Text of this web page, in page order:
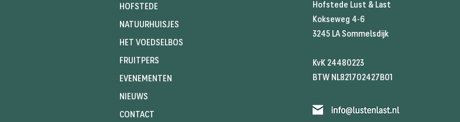
HOFSTEDE
NATUURHUISJES
HET VOEDSELBOS
FRUITPERS
EVENEMENTEN
NIEUWS
CONTACT
Hofstede Lust & Last
Kokseweg 4-6
3245 LA Sommelsdijk
KvK 24480223
BTW NL821702427B01
​